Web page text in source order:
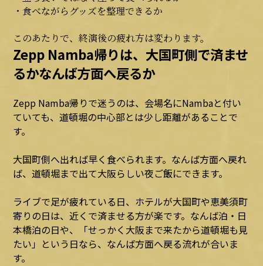
・食べながらグッズを整理できるか
このあたりで、終演後の疲れ方は変わります。
Zepp Namba帰りは、大国町側で済ませ
るかなんば方面へ戻るか
Zepp Namba帰りで迷うのは、会場名にNambaと付い
ていても、道頓堀の中心部とは少し距離があることで
す。
大国町側へ出れば早く食べられます。なんば方面へ戻れ
ば、道頓堀まで出て大阪らしい夜ご飯にできます。
ライブで足が疲れている日、ホテルが大国町や恵美須町
寄りの日は、近くで済ませる方が楽です。なんば泊・日
本橋泊の日や、「せっかく大阪まで来たから道頓堀も見
たい」という日なら、なんば方面へ戻る流れが合いま
す。